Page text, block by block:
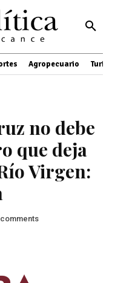
Agropecuario
no debe
que deja
Virgen:
comments